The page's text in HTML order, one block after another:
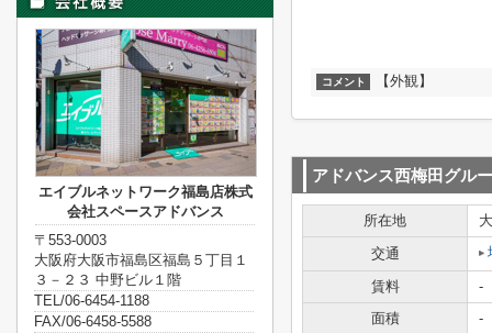
コメント 【外観】
アドバンス西梅田グル
所在地
交通
賃料
-
面積
-
エイブルネットワーク福島店株式
会社スペースアドバンス
〒553-0003
大阪府大阪市福島区福島５丁目１
３－２３ 中野ビル１階
TEL/06-6454-1188
FAX/06-6458-5588